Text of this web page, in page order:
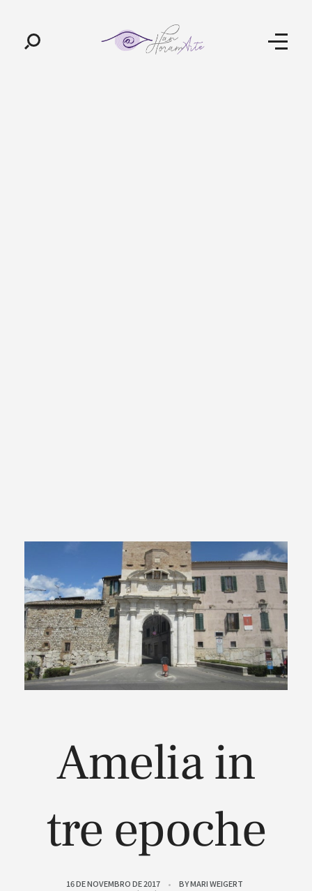
Amelia in
tre epoche
16 DE NOVEMBRO DE 2017 BYMARI WEIGERT